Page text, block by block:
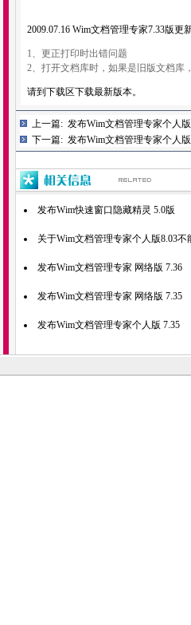
2009.07.16 Wim文档管理专家7.33版更
1、更正打印时出错问题
2、打开文档库时，如果是旧版文档库
请到下载区下载最新版本。
上一篇: 发布Wim文档管理专家个人
下一篇: 发布Wim文档管理专家个人
发布Wim快速窗口隐藏精灵 5.0版
关于Wim文档管理专家个人版8.03
发布Wim文档管理专家 网络版 7.36
发布Wim文档管理专家 网络版 7.35
发布Wim文档管理专家个人版 7.35